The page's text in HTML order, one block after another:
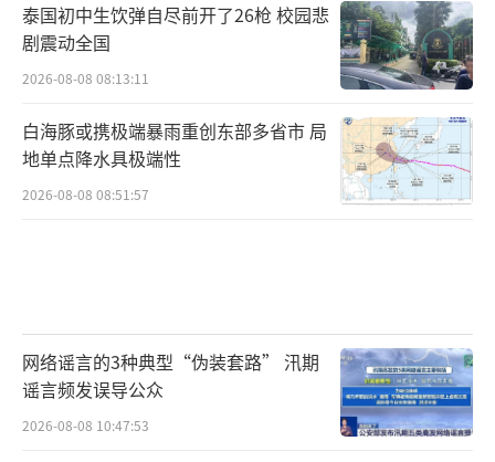
泰国初中生饮弹自尽前开了26枪 校园悲
剧震动全国
2026-08-08 08:13:11
白海豚或携极端暴雨重创东部多省市 局
地单点降水具极端性
2026-08-08 08:51:57
网络谣言的3种典型“伪装套路” 汛期
谣言频发误导公众
2026-08-08 10:47:53